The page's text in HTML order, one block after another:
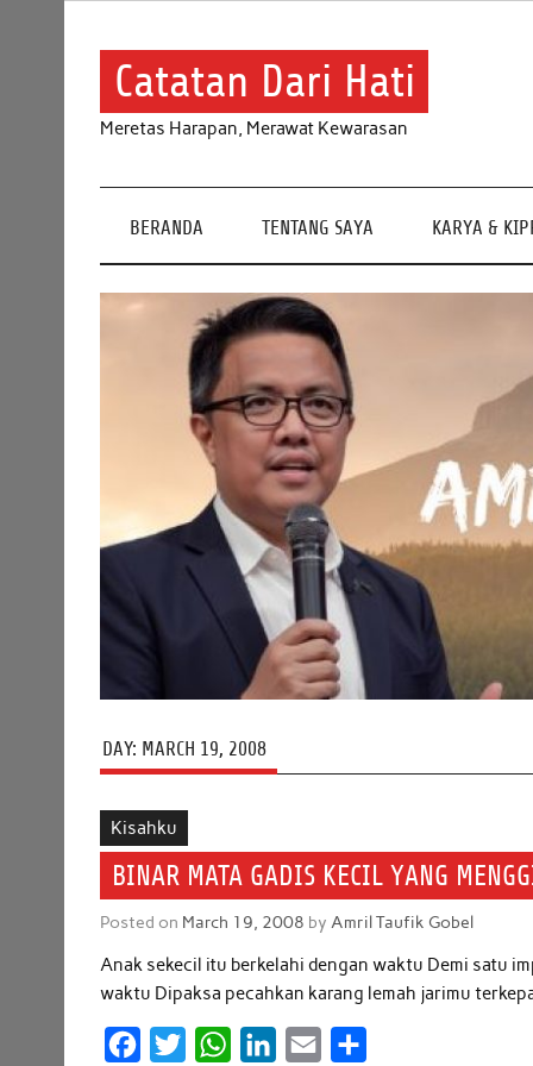
Catatan Dari Hati
Meretas Harapan, Merawat Kewarasan
BERANDA TENTANG SAYA KARYA &
DAY: MARCH 19, 2008
Kisahku
BINAR MATA GADIS KECIL YANG
Posted on March 19, 2008 by Amril Taufik Gobel
Anak sekecil itu berkelahi dengan waktu Demi satu
waktu Dipaksa pecahkan karang lemah jarimu
W